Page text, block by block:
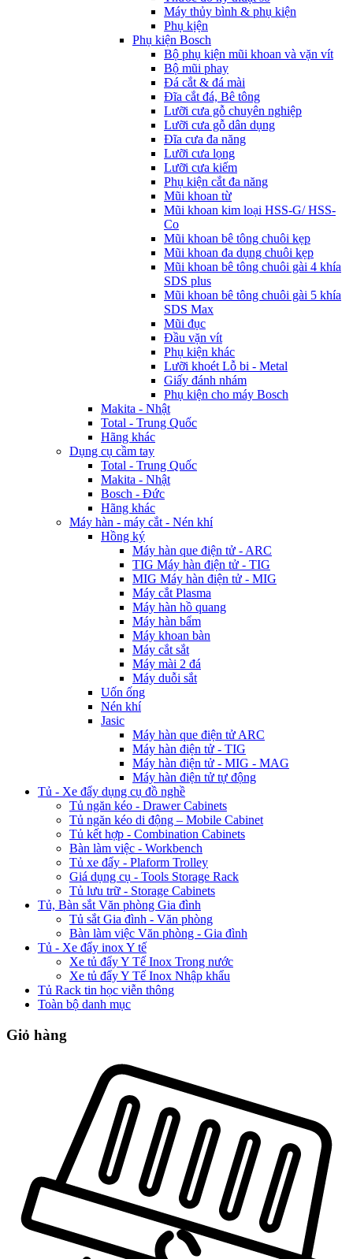
Máy thủy bình & phụ kiện
Phụ kịện
Phụ kiện Bosch
Bộ phụ kiện mũi khoan và vặn vít
Bộ mũi phay
Đá cắt & đá mài
Đĩa cắt đá, Bê tông
Lưỡi cưa gỗ chuyên nghiệp
Lưỡi cưa gỗ dân dụng
Đĩa cưa đa năng
Lưỡi cưa lọng
Lưỡi cưa kiếm
Phụ kiện cắt đa năng
Mũi khoan từ
Mũi khoan kim loại HSS-G/ HSS-
Co
Mũi khoan bê tông chuôi kẹp
Mũi khoan đa dụng chuôi kẹp
Mũi khoan bê tông chuôi gài 4 khía
SDS plus
Mũi khoan bê tông chuôi gài 5 khía
SDS Max
Mũi đục
Đầu vặn vít
Phụ kiện khác
Lưỡi khoét Lỗ bi - Metal
Giấy đánh nhám
Phụ kiện cho máy Bosch
Makita - Nhật
Total - Trung Quốc
Hãng khác
Dụng cụ cầm tay
Total - Trung Quốc
Makita - Nhật
Bosch - Đức
Hãng khác
Máy hàn - máy cắt - Nén khí
Hồng ký
Máy hàn que điện tử - ARC
TIG Máy hàn điện tử - TIG
MIG Máy hàn điện tử - MIG
Máy cắt Plasma
Máy hàn hồ quang
Máy hàn bẩm
Máy khoan bàn
Máy cắt sắt
Máy mài 2 đá
Máy duỗi sắt
Uốn ống
Nén khí
Jasic
Máy hàn que điện tử ARC
Máy hàn điện tử - TIG
Máy hàn điện tử - MIG - MAG
Máy hàn điện tử tự động
Tủ - Xe đẩy dụng cụ đồ nghề
Tủ ngăn kéo - Drawer Cabinets
Tủ ngăn kéo di động – Mobile Cabinet
Tủ kết hợp - Combination Cabinets
Bàn làm việc - Workbench
Tủ xe đẩy - Plaform Trolley
Giá dụng cụ - Tools Storage Rack
Tủ lưu trữ - Storage Cabinets
Tủ, Bàn sắt Văn phòng Gia đình
Tủ sắt Gia đình - Văn phòng
Bàn làm việc Văn phòng - Gia đình
Tủ - Xe đẩy inox Y tế
Xe tủ đẩy Y Tế Inox Trong nước
Xe tủ đẩy Y Tế Inox Nhập khẩu
Tủ Rack tin học viễn thông
Toàn bộ danh mục
Giỏ hàng